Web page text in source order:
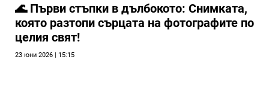
🌊 Първи стъпки в дълбокото: Снимката,
която разтопи сърцата на фотографите по
целия свят!
23 юни 2026 | 15:15